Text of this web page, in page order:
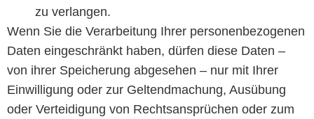
zu verlangen.
Wenn Sie die Verarbeitung Ihrer personenbezogenen
Daten eingeschränkt haben, dürfen diese Daten –
von ihrer Speicherung abgesehen – nur mit Ihrer
Einwilligung oder zur Geltendmachung, Ausübung
oder Verteidigung von Rechtsansprüchen oder zum